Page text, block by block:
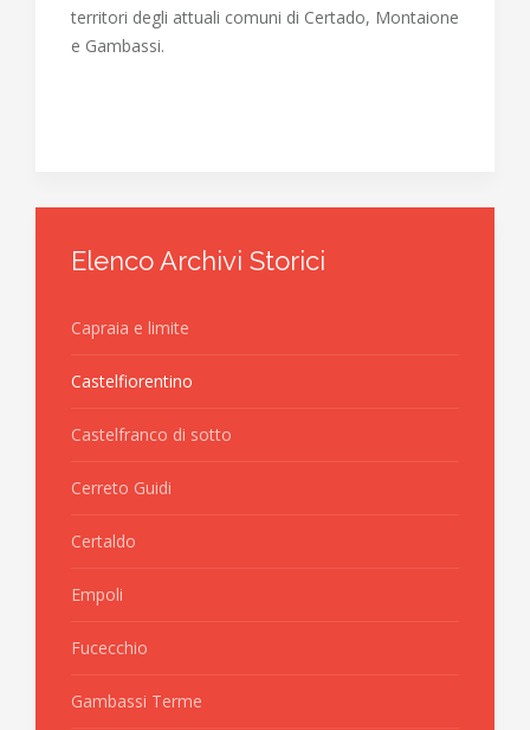
territori degli attuali comuni di Certado, Montaione
e Gambassi.
Elenco Archivi Storici
Capraia e limite
Castelfiorentino
Castelfranco di sotto
Cerreto Guidi
Certaldo
Empoli
Fucecchio
Gambassi Terme